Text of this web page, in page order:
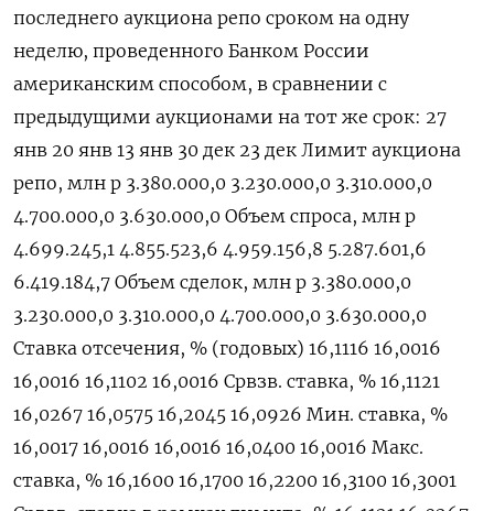
последнего аукциона репо сроком ⁠на одну
неделю, проведенного Банком России
американским способом, в сравнении с
предыдущими аукционами на тот ⁠же срок: 27 ​
янв 20 янв 13 янв 30 ⁠дек 23 дек Лимит аукциона
репо, млн р 3.380.000,⁠0 3.230.000,0 3.310.000,0
4.‌700.000,0 3.630.000,‍0 Объем спроса, млн р
4.699.245,‌1 4.855.523,6 4.959.156,​8 5.287.601,6
6.419.184,7 Объем сделок, млн р 3.380.⁠000,0
3.230.‍000,0 3.310.000,0 4.700.000,‌0 3.630.000,0
Ставка отсечения, % (годовых) 16,1116 16,0016
16,0016 16,1102 16,0016 Срвзв. cтавка, % 16,1121
16,0267 16,0575 16,2045 16,0926 Мин. ставка, %
16,0017 16,0016 16,0016 16,0400 16,0016 Макс.
ставка, % 16,1600 16,‍1700 16,2200 16,‍3100 16,3001